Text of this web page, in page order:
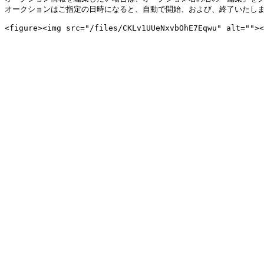
オークションはご指定の日時になると、自動で開始、および、終了いたし